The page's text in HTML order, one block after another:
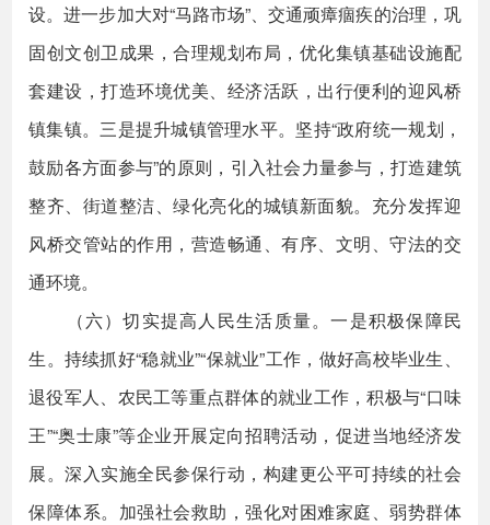
设。进一步加大对“马路市场”、交通顽瘴痼疾的治理，巩
固创文创卫成果，合理规划布局，优化集镇基础设施配
套建设，打造环境优美、经济活跃，出行便利的迎风桥
镇集镇。三是提升城镇管理水平。坚持“政府统一规划，
鼓励各方面参与”的原则，引入社会力量参与，打造建筑
整齐、街道整洁、绿化亮化的城镇新面貌。充分发挥迎
风桥交管站的作用，营造畅通、有序、文明、守法的交
通环境。
（六）切实提高人民生活质量。一是积极保障民
生。持续抓好“稳就业”“保就业”工作，做好高校毕业生、
退役军人、农民工等重点群体的就业工作，积极与“口味
王”“奥士康”等企业开展定向招聘活动，促进当地经济发
展。深入实施全民参保行动，构建更公平可持续的社会
保障体系。加强社会救助，强化对困难家庭、弱势群体